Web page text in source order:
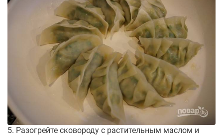
5. Разогрейте сковороду с растительным маслом и